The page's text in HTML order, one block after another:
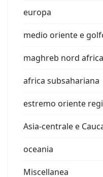
europa
medio oriente e
maghreb nord africa
africa subsahariana
estremo oriente
Asia-centrale e
oceania
Miscellanea